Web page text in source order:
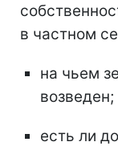
в частном
на чьем
возведен;
есть ли